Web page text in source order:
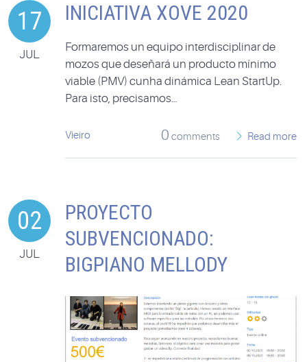
17
JUL
INICIATIVA XOVE 2020
Formaremos un equipo interdisciplinar de
mozos que deseñará un producto mínimo
viable (PMV) cunha dinámica Lean StartUp.
Para isto, precisamos…
Vieiro 0 comments Read more
02
JUL
PROYECTO
SUBVENCIONADO:
BIGPIANO MELLODY